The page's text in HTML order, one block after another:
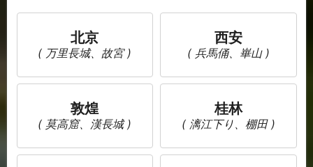
北京
( 万里長城、故宮 )
西安
( 兵馬俑、崋山 )
敦煌
( 莫高窟、漢長城 )
桂林
( 漓江下り、棚田 )